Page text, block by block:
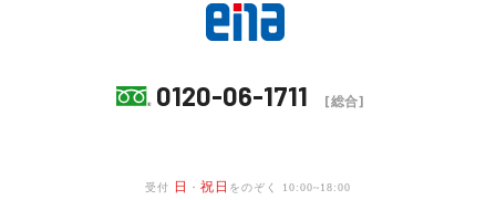
0120-06-1711 [総合]
受付 日 ・ 祝日 をのぞく 10:00~18:00